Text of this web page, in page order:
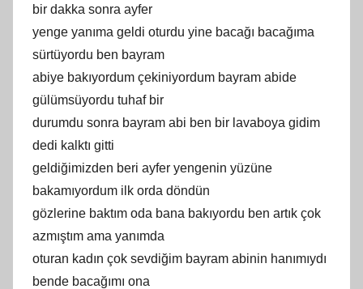
bir dakka sonra ayfer
yenge yanıma geldi oturdu yine bacağı bacağıma
sürtüyordu ben bayram
abiye bakıyordum çekiniyordum bayram abide
gülümsüyordu tuhaf bir
durumdu sonra bayram abi ben bir lavaboya gidim
dedi kalktı gitti
geldiğimizden beri ayfer yengenin yüzüne
bakamıyordum ilk orda döndün
gözlerine baktım oda bana bakıyordu ben artık çok
azmıştım ama yanımda
oturan kadın çok sevdiğim bayram abinin hanımıydı
bende bacağımı ona